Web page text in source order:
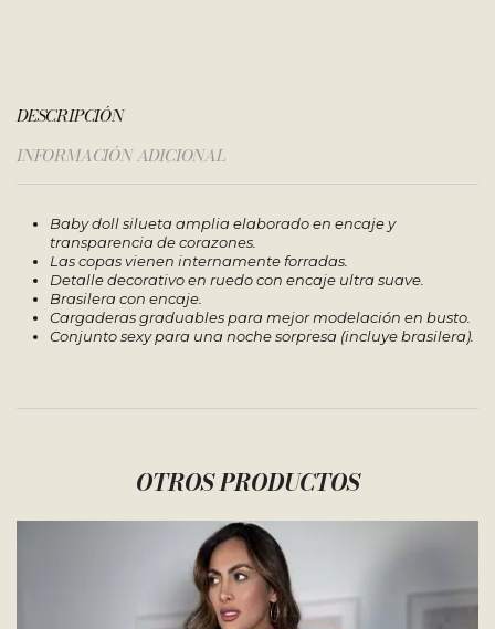
DESCRIPCIÓN
INFORMACIÓN ADICIONAL
Baby doll silueta amplia elaborado en encaje y
transparencia de corazones.
Las copas vienen internamente forradas.
Detalle decorativo en ruedo con encaje ultra suave.
Brasilera con encaje.
Cargaderas graduables para mejor modelación en busto.
Conjunto sexy para una noche sorpresa (incluye brasilera).
OTROS PRODUCTOS